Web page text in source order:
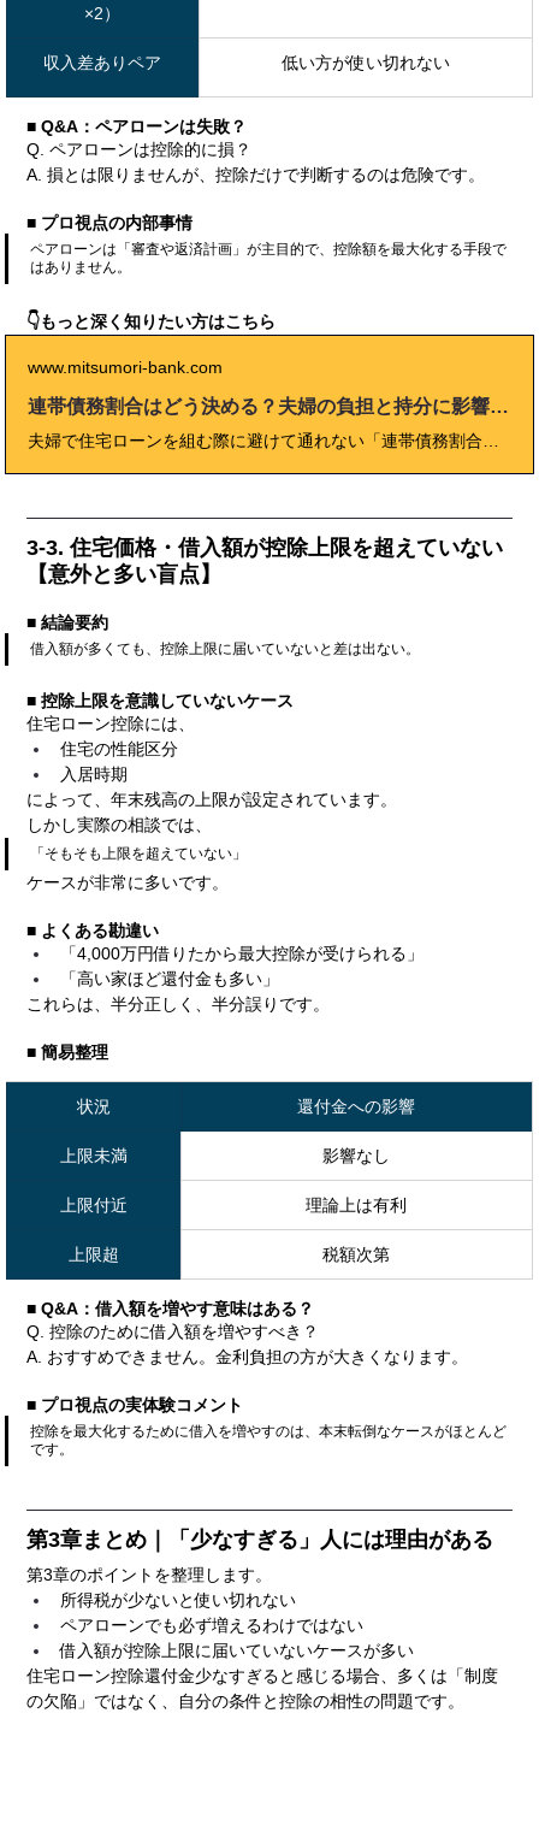
×2）
収入差ありペア 低い方が使い切れない
■ Q&A：ペアローンは失敗？
Q. ペアローンは控除的に損？
A. 損とは限りませんが、控除だけで判断するのは危険です。
■ プロ視点の内部事情
ペアローンは「審査や返済計画」が主目的で、控除額を最大化する手段で
はありません。
👇もっと深く知りたい方はこちら
www.mitsumori-bank.com
連帯債務割合はどう決める？夫婦の負担と持分に影響する重要ポイントを解説
3-3. 住宅価格・借入額が控除上限を超えていない
【意外と多い盲点】
■ 結論要約
借入額が多くても、控除上限に届いていないと差は出ない。
■ 控除上限を意識していないケース
住宅ローン控除には、
住宅の性能区分
入居時期
によって、年末残高の上限が設定されています。
しかし実際の相談では、
「そもそも上限を超えていない」
ケースが非常に多いです。
■ よくある勘違い
「4,000万円借りたから最大控除が受けられる」
「高い家ほど還付金も多い」
これらは、半分正しく、半分誤りです。
■ 簡易整理
状況 還付金への影響
上限未満 影響なし
上限付近 理論上は有利
上限超 税額次第
■ Q&A：借入額を増やす意味はある？
Q. 控除のために借入額を増やすべき？
A. おすすめできません。金利負担の方が大きくなります。
■ プロ視点の実体験コメント
控除を最大化するために借入を増やすのは、本末転倒なケースがほとんど
です。
第3章まとめ｜「少なすぎる」人には理由がある
第3章のポイントを整理します。
所得税が少ないと使い切れない
ペアローンでも必ず増えるわけではない
借入額が控除上限に届いていないケースが多い
住宅ローン控除還付金少なすぎると感じる場合、多くは「制度
の欠陥」ではなく、自分の条件と控除の相性の問題です。